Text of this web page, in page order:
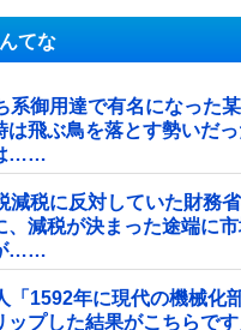
てな
系御用達で有名になった
は飛ぶ鳥を落とす勢いだ
……
減税に反対していた財務
、減税が決まった途端に
……
「1592年に現代の機械化
ップした結果がこちらで